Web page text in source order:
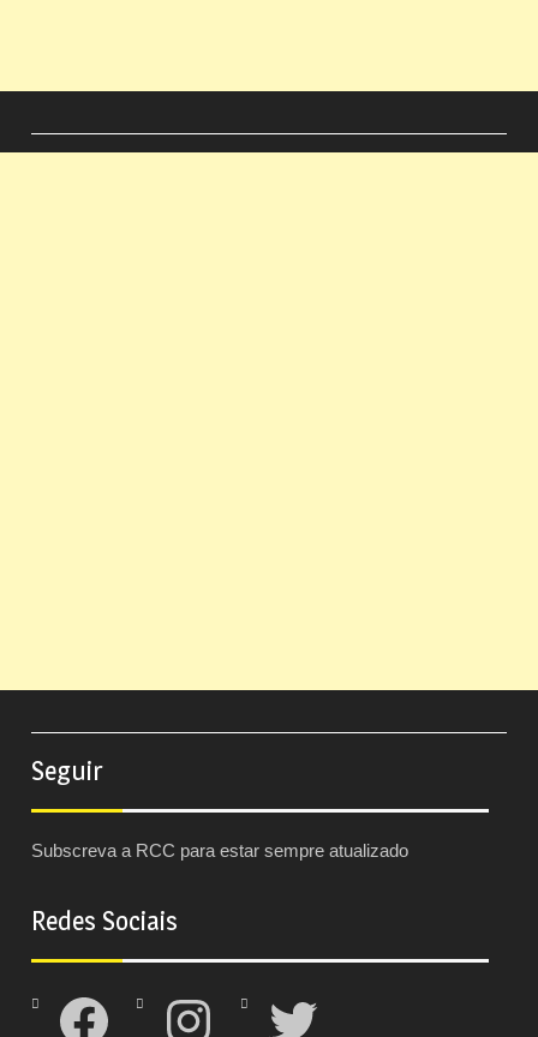
Seguir
Subscreva a RCC para estar sempre atualizado
Redes Sociais
Facebook Instagram Twitter